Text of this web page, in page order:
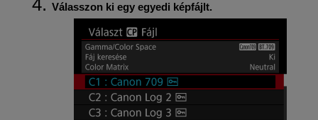
Válasszon ki egy egyedi képfájlt.